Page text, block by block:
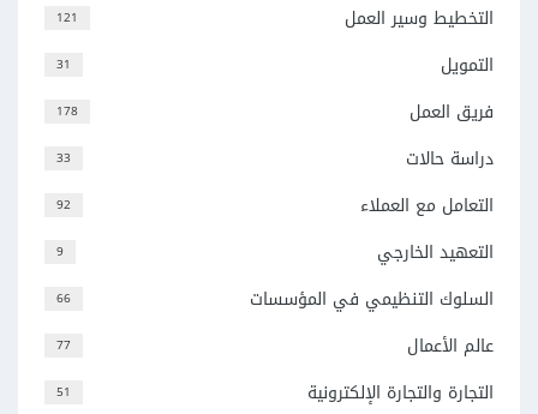
121 التخطيط وسير العمل
31 التمويل
178 فريق العمل
33 دراسة حالات
92 التعامل مع العملاء
9 التعهيد الخارجي
66 السلوك التنظيمي في المؤسسات
77 عالم الأعمال
51 التجارة والتجارة الإلكترونية